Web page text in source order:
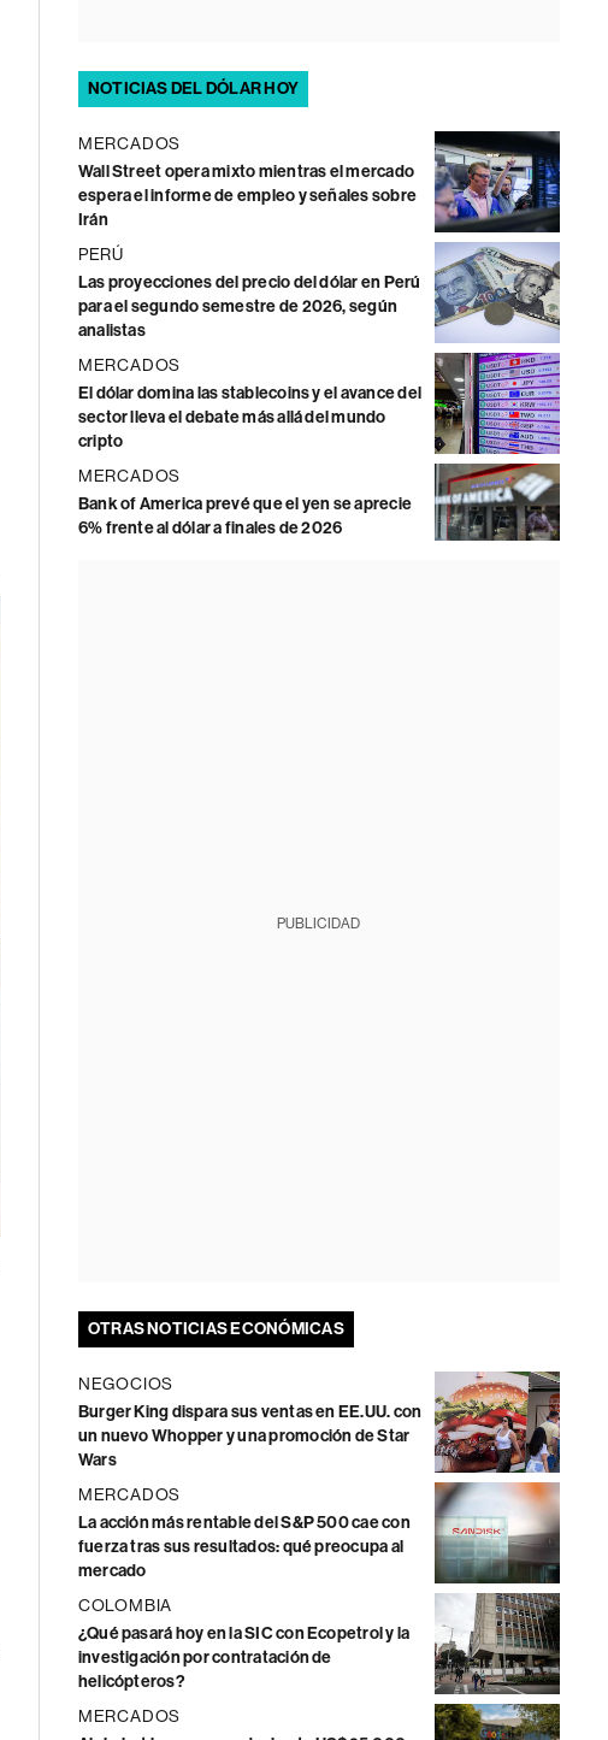
NOTICIAS DEL DÓLAR HOY
MERCADOS
Wall Street opera mixto mientras el mercado
espera el informe de empleo y señales sobre
Irán
PERÚ
Las proyecciones del precio del dólar en Perú
para el segundo semestre de 2026, según
analistas
MERCADOS
El dólar domina las stablecoins y el avance del
sector lleva el debate más allá del mundo
cripto
MERCADOS
Bank of America prevé que el yen se aprecie
6% frente al dólar a finales de 2026
PUBLICIDAD
OTRAS NOTICIAS ECONÓMICAS
NEGOCIOS
Burger King dispara sus ventas en EE.UU. con
un nuevo Whopper y una promoción de Star
Wars
MERCADOS
La acción más rentable del S&P 500 cae con
fuerza tras sus resultados: qué preocupa al
mercado
COLOMBIA
¿Qué pasará hoy en la SIC con Ecopetrol y la
investigación por contratación de
helicópteros?
MERCADOS